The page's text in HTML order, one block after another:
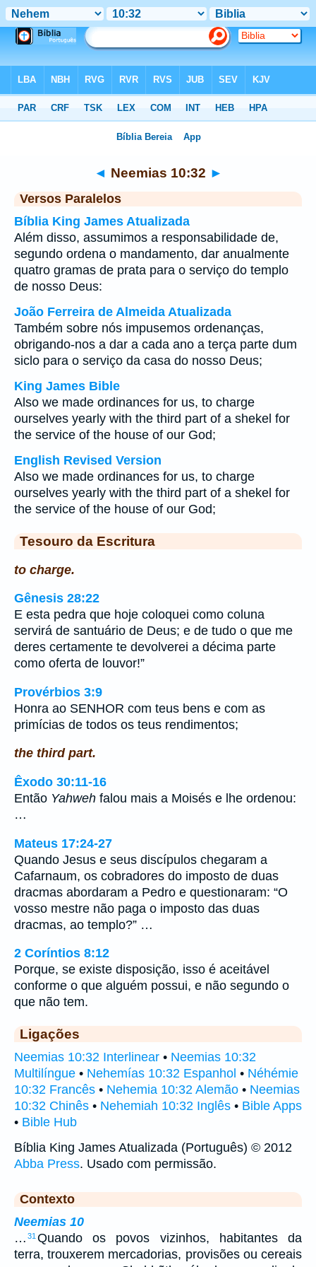
◄ Neemias 10:32 ►
Versos Paralelos
Bíblia King James Atualizada
Além disso, assumimos a responsabilidade de,
segundo ordena o mandamento, dar anualmente
quatro gramas de prata para o serviço do templo
de nosso Deus:
João Ferreira de Almeida Atualizada
Também sobre nós impusemos ordenanças,
obrigando-nos a dar a cada ano a terça parte dum
siclo para o serviço da casa do nosso Deus;
King James Bible
Also we made ordinances for us, to charge
ourselves yearly with the third part of a shekel for
the service of the house of our God;
English Revised Version
Also we made ordinances for us, to charge
ourselves yearly with the third part of a shekel for
the service of the house of our God;
Tesouro da Escritura
to charge.
Gênesis 28:22
E esta pedra que hoje coloquei como coluna
servirá de santuário de Deus; e de tudo o que me
deres certamente te devolverei a décima parte
como oferta de louvor!”
Provérbios 3:9
Honra ao SENHOR com teus bens e com as
primícias de todos os teus rendimentos;
the third part.
Êxodo 30:11-16
Então Yahweh falou mais a Moisés e lhe ordenou:
…
Mateus 17:24-27
Quando Jesus e seus discípulos chegaram a
Cafarnaum, os cobradores do imposto de duas
dracmas abordaram a Pedro e questionaram: “O
vosso mestre não paga o imposto das duas
dracmas, ao templo?” …
2 Coríntios 8:12
Porque, se existe disposição, isso é aceitável
conforme o que alguém possui, e não segundo o
que não tem.
Ligações
Neemias 10:32 Interlinear • Neemias 10:32
Multilíngue • Nehemías 10:32 Espanhol • Néhémie
10:32 Francês • Nehemia 10:32 Alemão • Neemias
10:32 Chinês • Nehemiah 10:32 Inglês • Bible Apps
• Bible Hub
Bíblia King James Atualizada (Português) © 2012
Abba Press. Usado com permissão.
Contexto
Neemias 10
… 31 Quando os povos vizinhos, habitantes da
terra, trouxerem mercadorias, provisões ou cereais